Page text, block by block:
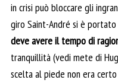
in crisi può bloccare gli
giro Saint-André si è
deve avere il tempo di
tranquillità (vedi mete di
scelta al piede non era